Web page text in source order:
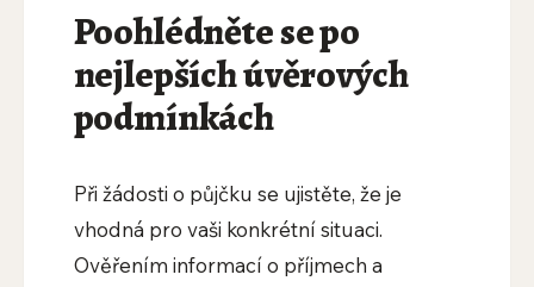
Poohlédněte se po
nejlepších úvěrových
podmínkách
Při žádosti o půjčku se ujistěte, že je
vhodná pro vaši konkrétní situaci.
Ověřením informací o příjmech a